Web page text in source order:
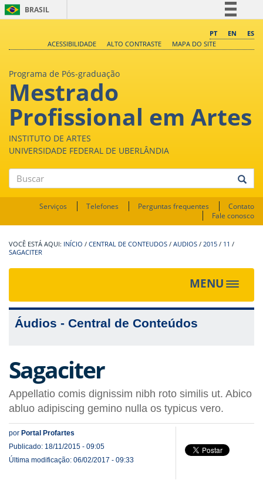
BRASIL
Comunica BR
Canais
PT EN
ES
ACESSIBILIDADE
ALTO CONTRASTE MAPA DO SITE
Programa de Pós-graduação
Mestrado
Profissional em Artes
INSTITUTO DE ARTES
UNIVERSIDADE FEDERAL DE UBERLÂNDIA
Buscar
Serviços Telefones Perguntas frequentes
Contato
Fale conosco
INÍCIO / CENTRAL DE CONTEUDOS / AUDIOS / 2015 / 11 /
SAGACITER
MENU
Toggle
Áudios - Central de Conteúdos
Sagaciter
Appellatio comis dignissim nibh roto similis ut. Abico
abluo adipiscing gemino nulla os typicus vero.
por Portal Profartes
Publicado: 18/11/2015 - 09:05
Última modificação: 06/02/2017 - 09:33